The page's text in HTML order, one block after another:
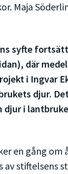
Maja
syfte
där
i Ingvar
djur.
djur i
en gång om
stiftelsens